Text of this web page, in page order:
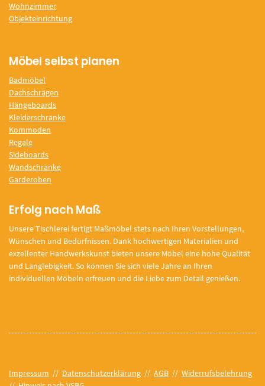
Wohnzimmer
Objekteinrichtung
Möbel selbst planen
Badmöbel
Dachschrägen
Hängeboards
Kleiderschränke
Kommoden
Regale
Sideboards
Wandschränke
Garderoben
Erfolg nach Maß
Unsere Tischlerei fertigt Maßmöbel stets nach Ihren Vorstellungen,
Wünschen und Bedürfnissen. Dank hochwertigen Materialien und
exzellenter Handwerkskunst bieten unsere Möbel eine hohe Qualität
und Langlebigkeit. So können Sie sich viele Jahre an Ihren
individuellen Möbeln erfreuen und die Liebe zum Detail genießen.
Impressum // Datenschutzerklärung // AGB // Widerrufsbelehrung